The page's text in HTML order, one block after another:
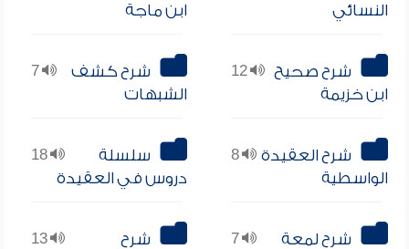
النسائي
ابن ماجة
12
شرح صحيح
ابن خزيمة
7
شرح كشف
الشبهات
8
شرح العقيدة
الواسطية
18
سلسلة
دروس في العقيدة
7
شرح لمعة
13
شرح